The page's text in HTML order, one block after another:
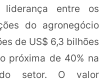
entre os
do agronegócio
de US$ 6,3 bilhões
próxima de 40% na
setor. O valor